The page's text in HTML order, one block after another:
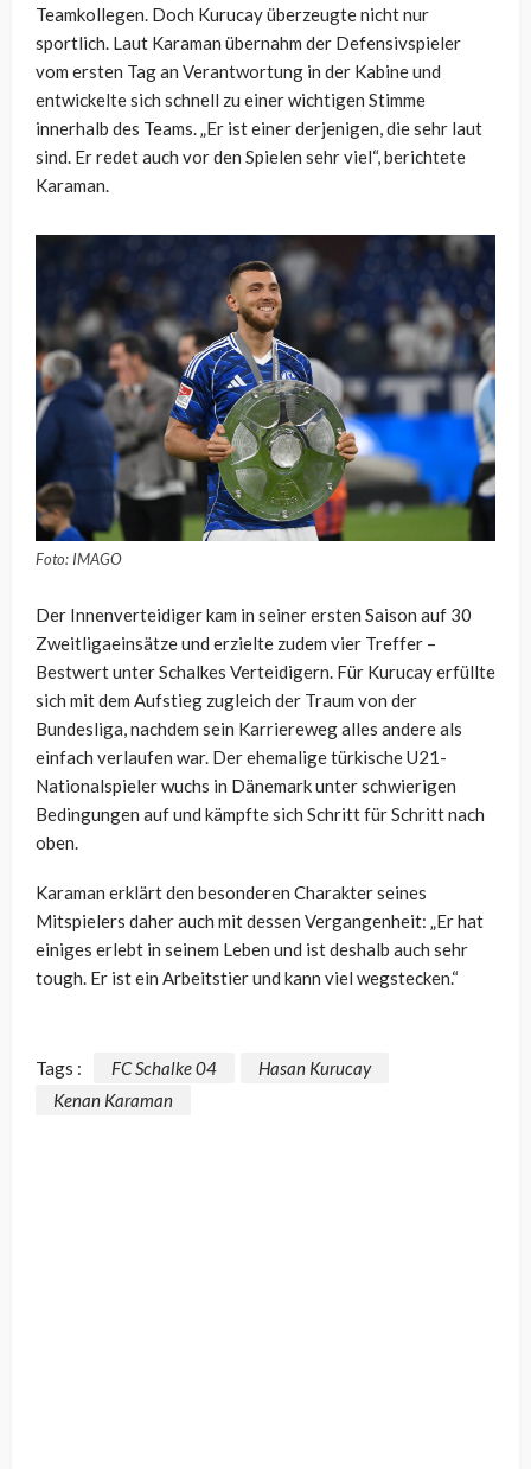
Teamkollegen. Doch Kurucay überzeugte nicht nur
sportlich. Laut Karaman übernahm der Defensivspieler
vom ersten Tag an Verantwortung in der Kabine und
entwickelte sich schnell zu einer wichtigen Stimme
innerhalb des Teams. „Er ist einer derjenigen, die sehr laut
sind. Er redet auch vor den Spielen sehr viel“, berichtete
Karaman.
Foto: IMAGO
Der Innenverteidiger kam in seiner ersten Saison auf 30
Zweitligaeinsätze und erzielte zudem vier Treffer –
Bestwert unter Schalkes Verteidigern. Für Kurucay erfüllte
sich mit dem Aufstieg zugleich der Traum von der
Bundesliga, nachdem sein Karriereweg alles andere als
einfach verlaufen war. Der ehemalige türkische U21-
Nationalspieler wuchs in Dänemark unter schwierigen
Bedingungen auf und kämpfte sich Schritt für Schritt nach
oben.
Karaman erklärt den besonderen Charakter seines
Mitspielers daher auch mit dessen Vergangenheit: „Er hat
einiges erlebt in seinem Leben und ist deshalb auch sehr
tough. Er ist ein Arbeitstier und kann viel wegstecken.“
Tags : FC Schalke 04
Hasan Kurucay
Kenan Karaman